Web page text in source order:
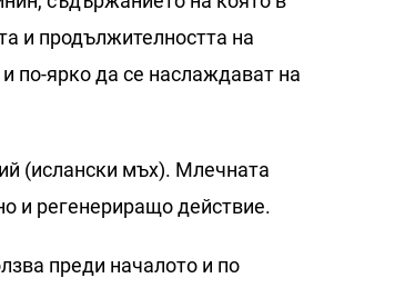
и продължителността на
по-ярко да се наслаждават на
(ислански мъх). Млечната
и регенериращо действие.
преди началото и по